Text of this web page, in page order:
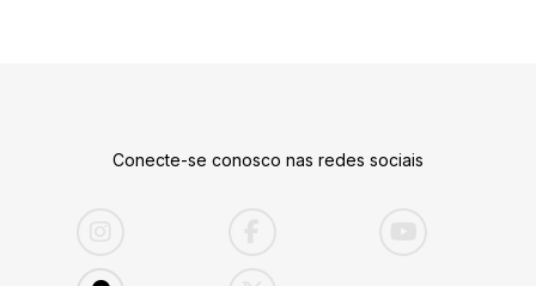
Conecte-se conosco nas redes sociais